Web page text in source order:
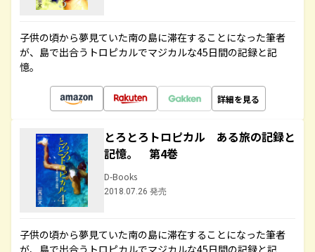
子供の頃から夢見ていた南の島に滞在することになった筆者
が、島で出合うトロピカルでマジカルな45日間の記録と記
憶。
詳細を見る
とろとろトロピカル ある旅の記録と
記憶。 第4巻
D-Books
2018.07.26 発売
子供の頃から夢見ていた南の島に滞在することになった筆者
が、島で出合うトロピカルでマジカルな45日間の記録と記